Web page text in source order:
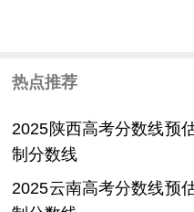
热点推荐
2025陕西高考分数线预
制分数线
2025云南高考分数线预